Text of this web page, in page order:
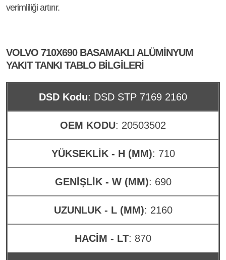
verimliliği artırır.
VOLVO 710X690 BASAMAKLI ALÜMINYUM
YAKIT TANKI TABLO BILGILERI
DSD Kodu: DSD STP 7169 2160
OEM KODU: 20503502
YÜKSEKLİK - H (MM): 710
GENİŞLİK - W (MM): 690
UZUNLUK - L (MM): 2160
HACİM - LT: 870